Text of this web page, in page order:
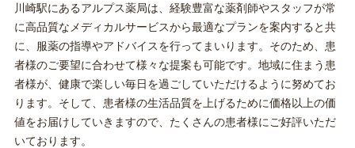
川崎駅にあるアルプス薬局は、経験豊富な薬剤師やスタッフが常
に高品質なメディカルサービスから最適なプランを案内すると共
に、服薬の指導やアドバイスを行ってまいります。そのため、患
者様のご要望に合わせて様々な提案も可能です。地域に住まう患
者様が、健康で楽しい毎日を過ごしていただけるように努めてお
ります。そして、患者様の生活品質を上げるために価格以上の価
値をお届けしていきますので、たくさんの患者様にご好評いただ
いております。